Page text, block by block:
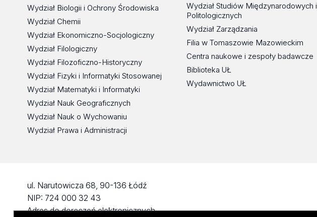
Wydział Biologii i Ochrony Środowiska
Wydział Chemii
Wydział Ekonomiczno-Socjologiczny
Wydział Filologiczny
Wydział Filozoficzno-Historyczny
Wydział Fizyki i Informatyki Stosowanej
Wydział Matematyki i Informatyki
Wydział Nauk Geograficznych
Wydział Nauk o Wychowaniu
Wydział Prawa i Administracji
Wydział Studiów Międzynarodowych i
Politologicznych
Wydział Zarządzania
Filia w Tomaszowie Mazowieckim
Centra naukowe i zespoły badawcze
Biblioteka UŁ
Wydawnictwo UŁ
ul. Narutowicza 68, 90-136 Łódź
NIP: 724 000 32 43
Adres do doręczeń elektronicznych